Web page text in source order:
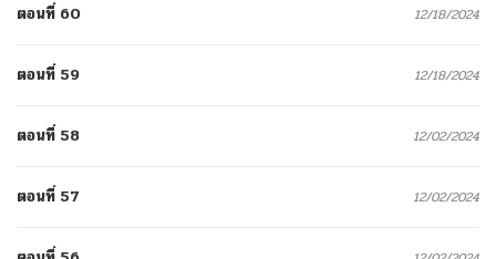
ตอนที่ 60 12/18/2024
ตอนที่ 59 12/18/2024
ตอนที่ 58 12/02/2024
ตอนที่ 57 12/02/2024